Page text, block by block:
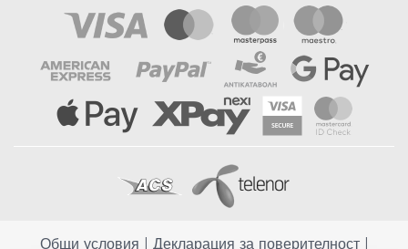
Общи условия Декларация за поверителност|